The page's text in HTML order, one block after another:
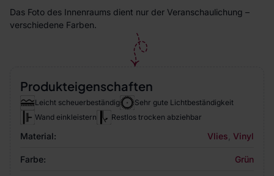
Das Foto des Innenraums dient nur der Veranschaulichung –
verschiedene Farben.
Produkteigenschaften
Leicht scheuerbeständig
Sehr gute Lichtbeständigkeit
Wand einkleistern
Restlos trocken abziehbar
Material: Vlies Vinyl
Farbe: Grün